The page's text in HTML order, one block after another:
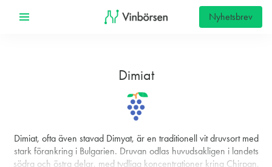
Nyhetsbrev
Dimiat
Dimiat, ofta även stavad Dimyat, är en traditionell vit druvsort med
stark förankring i Bulgarien. Druvan odlas huvudsakligen i landets
södra och östra delar, med tydliga koncentrationer kring Chirpan,